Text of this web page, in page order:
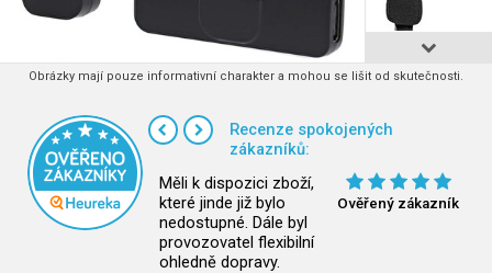
Obrázky mají pouze informativní charakter a mohou se lišit od skutečnosti.
Recenze spokojených
zákazníků:
Měli k dispozici zboží,
které jinde již bylo
nedostupné. Dále byl
provozovatel flexibilní
ohledně dopravy.
Ověřený zákazník